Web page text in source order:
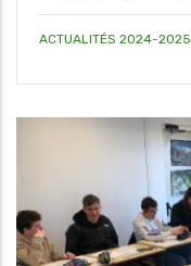
ACTUALITÉS 2024-2025